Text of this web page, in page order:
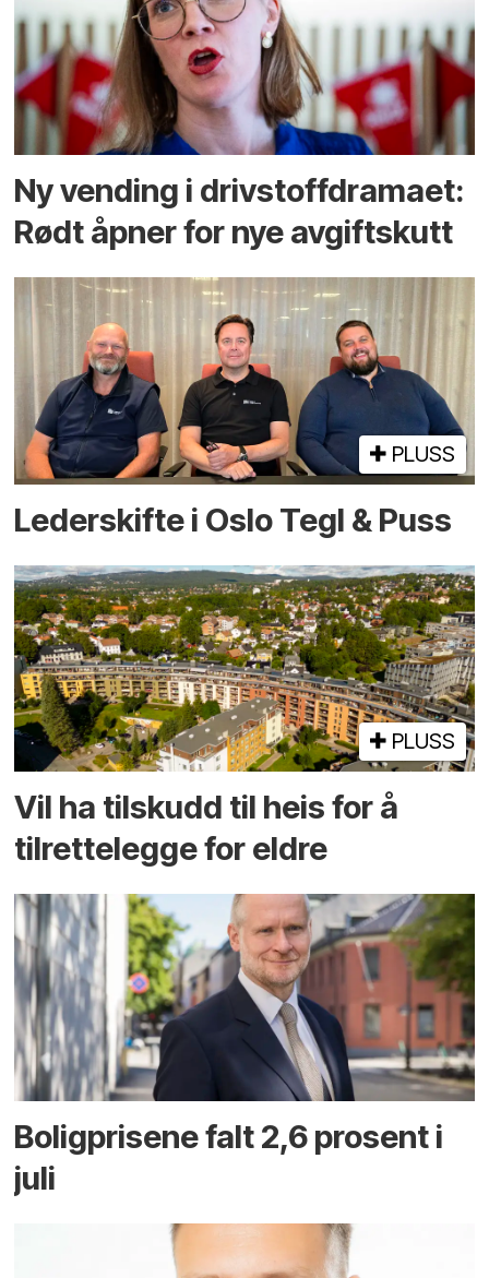
Ny vending i drivstoffdramaet:
Rødt åpner for nye avgiftskutt
PLUSS
Lederskifte i Oslo Tegl & Puss
PLUSS
Vil ha tilskudd til heis for å
tilrettelegge for eldre
Boligprisene falt 2,6 prosent i
juli